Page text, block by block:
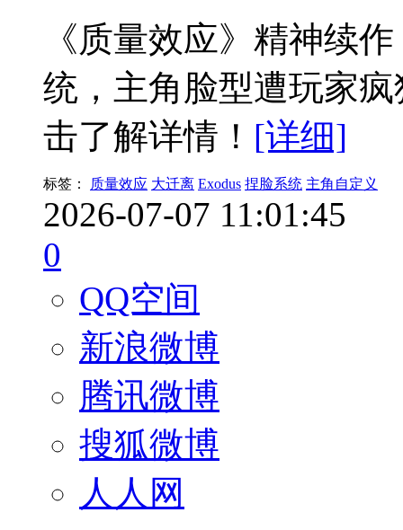
《质量效应》精神续
统，主角脸型遭玩家
击了解详情！ [详细]
标签： 质量效应 大迁离 Exodus 捏脸系统 主角自定义
2026-07-07 11:01:45
0
QQ空间
新浪微博
腾讯微博
搜狐微博
人人网